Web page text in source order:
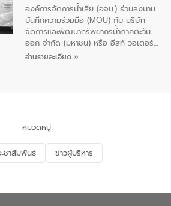
เทศบาล 1 (พะเยาประชานุกูล) จำนวน 30
คน
บริษัท จัดการและพัฒนาทรัพยากรน้ำ
ภาคตะวันออก จำกัด (มหาชน) หรือ อีส
ท์ วอเตอร์
องค์การจัดการน้ำเสีย (อจน.) ร่วมลงนาม
บันทึกความร่วมมือ (MOU) กับ บริษัท
จัดการและพัฒนาทรัพยากรน้ำภาคตะวัน
ออก จำกัด (มหาชน) หรือ อีสท์ วอเตอร์
เมื่อวันอังคารที่ 4 สิงหาคม 2569 ณ ห้อง
ด้านน้ำของประเทศ และเตรียมความพร้อม
รองรับการเติบโตของเมือง รวมถึงการ
ลงทุนในอุตสาหกรรมแห่งอนาคต ตลอดจน
มุ่งตอบโจทย์ความท้าทายจากวิกฤตการ
ในครั้งนี้เป็นการดึงจุดแข็งและความ
อ่านรายละเอียด »
หมวดหมู่
ชาสัมพันธ์ ข่าวผู้บริหาร